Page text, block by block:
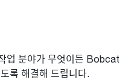
업 분야가 무엇이든 Bobcat
록 해결해 드립니다.